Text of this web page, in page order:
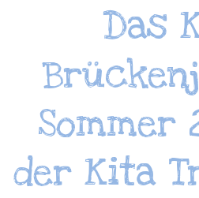
Das
Sommer
der Kita